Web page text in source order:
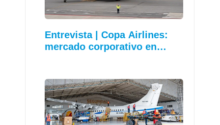
Entrevista | Copa Airlines:
mercado corporativo en…